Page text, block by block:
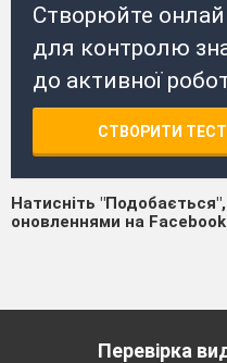
Створюйте
для контролю
до активної
СТВОРИТИ ТЕСТ
Натисніть
оновленнями на Facebook
Перевірка